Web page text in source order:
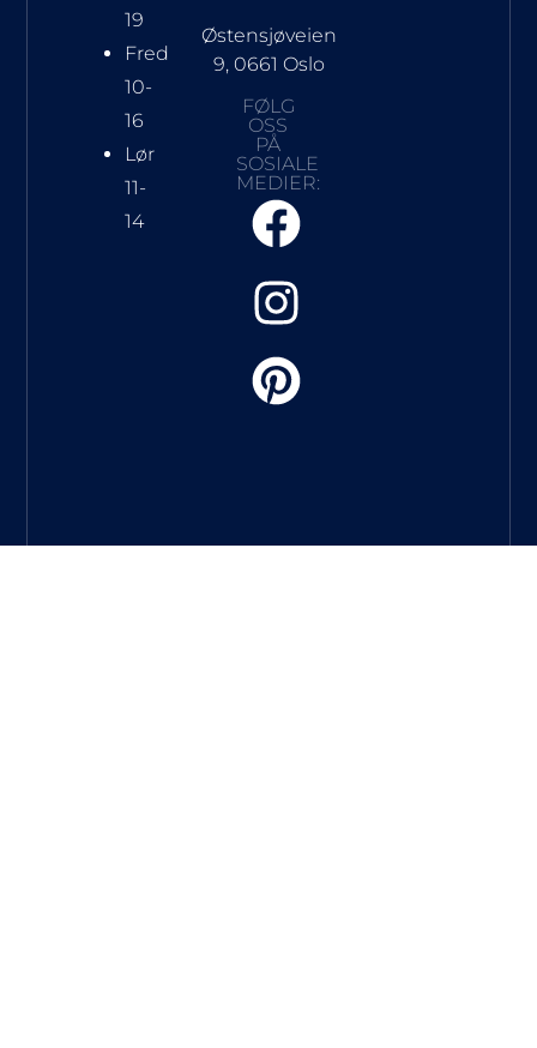
19
Fred
10-
16
Lør
11-
14
Østensjøveien
9, 0661 Oslo
FØLG
OSS
PÅ
SOSIALE
MEDIER: